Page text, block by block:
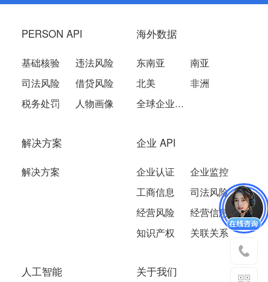
PERSON API
基础核验
违法风险
司法风险
借贷风险
税务处罚
人物画像
海外数据
东南亚
南亚
北美
非洲
全球企业数据
解决方案
解决方案
企业 API
企业认证
企业监控
工商信息
司法风险
经营风险
经营信息
知识产权
关联关系
人工智能 关于我们